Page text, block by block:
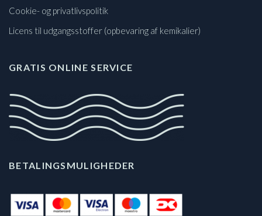
Cookie- og privatlivspolitik
Licens til udgangsstoffer (opbevaring af kemikalier)
GRATIS ONLINE SERVICE
BETALINGSMULIGHEDER